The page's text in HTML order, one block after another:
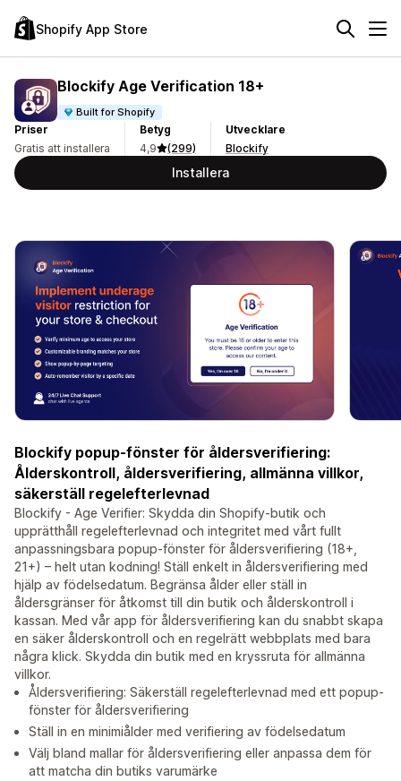
Shopify App Store
Blockify Age Verification 18+
Built for Shopify
Priser
Gratis att installera
Betyg
4,9
(299)
Utvecklare
Blockify
Installera
Blockify popup-fönster för åldersverifiering:
Ålderskontroll, åldersverifiering, allmänna villkor,
säkerställ regelefterlevnad
Blockify - Age Verifier: Skydda din Shopify-butik och
upprätthåll regelefterlevnad och integritet med vårt fullt
anpassningsbara popup-fönster för åldersverifiering (18+,
21+) – helt utan kodning! Ställ enkelt in åldersverifiering med
hjälp av födelsedatum. Begränsa ålder eller ställ in
åldersgränser för åtkomst till din butik och ålderskontroll i
kassan. Med vår app för åldersverifiering kan du snabbt skapa
en säker ålderskontroll och en regelrätt webbplats med bara
några klick. Skydda din butik med en kryssruta för allmänna
villkor.
Åldersverifiering: Säkerställ regelefterlevnad med ett popup-
fönster för åldersverifiering
Ställ in en minimiålder med verifiering av födelsedatum
Välj bland mallar för åldersverifiering eller anpassa dem för
att matcha din butiks varumärke